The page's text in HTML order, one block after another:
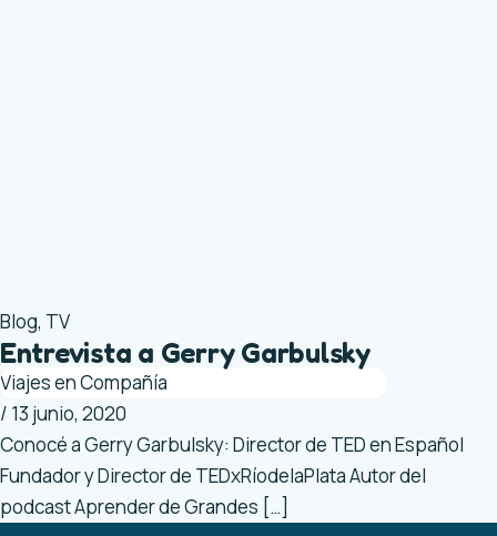
Blog, TV
Entrevista a Gerry Garbulsky
Viajes en Compañía
/ 13 junio, 2020
Conocé a Gerry Garbulsky: Director de TED en Español
Fundador y Director de TEDxRíodelaPlata Autor del
podcast Aprender de Grandes […]